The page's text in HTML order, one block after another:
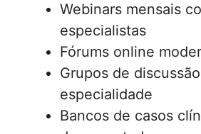
Webinars mensais
especialistas
Fórums online
Grupos de
especialidade
Bancos de casos